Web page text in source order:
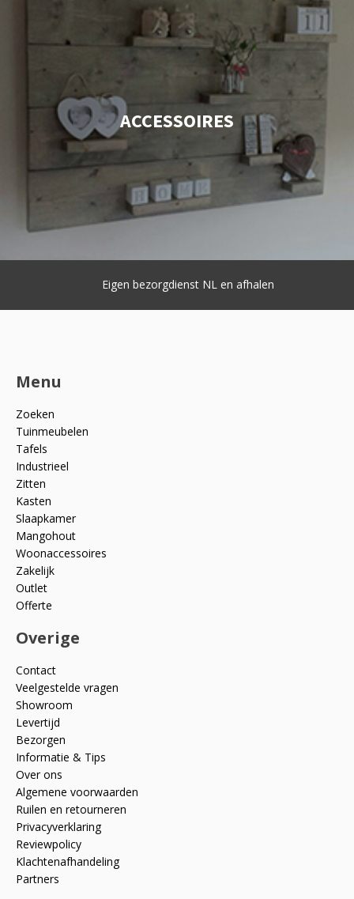
ACCESSOIRES
Eigen bezorgdienst NL en afhalen
Menu
Zoeken
Tuinmeubelen
Tafels
Industrieel
Zitten
Kasten
Slaapkamer
Mangohout
Woonaccessoires
Zakelijk
Outlet
Offerte
Overige
Contact
Veelgestelde vragen
Showroom
Levertijd
Bezorgen
Informatie & Tips
Over ons
Algemene voorwaarden
Ruilen en retourneren
Privacyverklaring
Reviewpolicy
Klachtenafhandeling
Partners